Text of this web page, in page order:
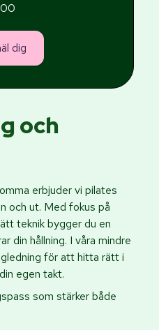
dig
och
erbjuder vi pilates
och ut. Med fokus på
teknik bygger du en
din hållning. I våra mindre
för att hitta rätt i
egen takt.
som stärker både